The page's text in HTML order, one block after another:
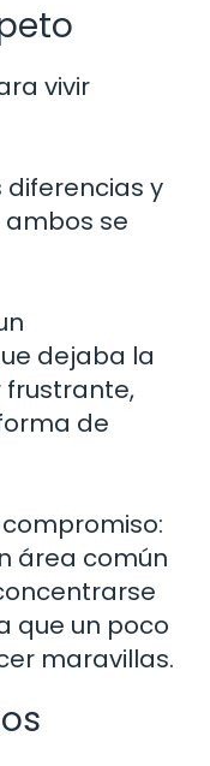
vivir
y
se
dejaba la
frustrante,
de
área común
que un poco
maravillas.